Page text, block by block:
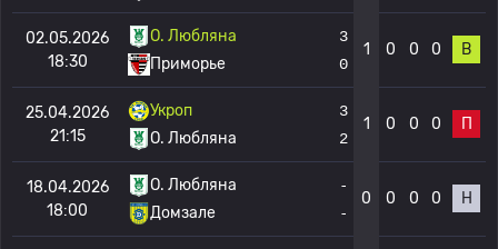
02.05.2026
18:30
О. Любляна
Приморье
3
0
1 0 0 0 В
25.04.2026
21:15
Укроп
О. Любляна
3
2
1 0 0 0 П
18.04.2026
18:00
О. Любляна
Домзале
-
-
0 0 0 0 Н